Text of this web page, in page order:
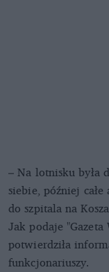
– Na lotnisku była
siebie, później
do szpitala na
Jak podaje
potwierdziła
funkcjonariuszy.